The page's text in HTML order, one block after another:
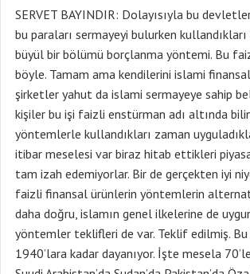
SERVET BAYINDIR: Dolayısıyla bu
bu paraları sermayeyi bulurken
büyül bir bölümü borçlanma yöntemi. Bu
böyle. Tamam ama kendilerini islami
şirketler yahut da islami sermayeye sahip
kişiler bu işi faizli enstürman adı altında
yöntemlerle kullandıkları zaman
itibar meselesi var biraz hitab ettikleri piyasa
tam izah edemiyorlar. Bir de gerçekten iyi
faizli finansal ürünlerin yöntemlerin
daha doğru, islamın genel ilkelerine de
yöntemler teklifleri de var. Teklif edilmiş.
1940’lara kadar dayanıyor. İşte mesela